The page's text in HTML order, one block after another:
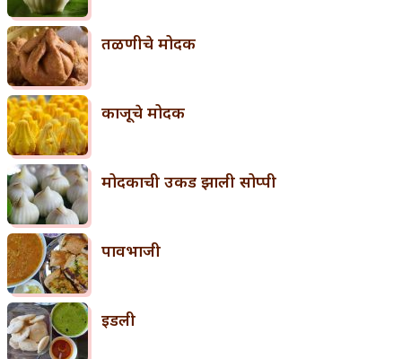
तळणीचे मोदक
काजूचे मोदक
मोदकाची उकड झाली सोप्पी
पावभाजी
इडली